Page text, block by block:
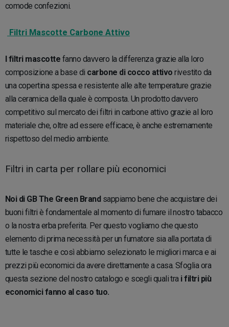
comode confezioni.
Filtri Mascotte Carbone Attivo
I filtri mascotte fanno davvero la differenza grazie alla loro
composizione a base di carbone di cocco attivo rivestito da
una copertina spessa e resistente alle alte temperature grazie
alla ceramica della quale è composta. Un prodotto davvero
competitivo sul mercato dei filtri in carbone attivo grazie al loro
materiale che, oltre ad essere efficace, è anche estremamente
rispettoso del medio ambiente.
Filtri in carta per rollare più economici
Noi di GB The Green Brandsappiamo bene che acquistare dei
buoni filtri è fondamentale al momento di fumare il nostro tabacco
o la nostra erba preferita. Per questo vogliamo che questo
elemento di prima necessità per un fumatore sia alla portata di
tutte le tasche e così abbiamo selezionato le migliori marca e ai
prezzi più economici da avere direttamente a casa. Sfoglia ora
questa sezione del nostro catalogo e scegli quali tra i filtri più
economici fanno al caso tuo.